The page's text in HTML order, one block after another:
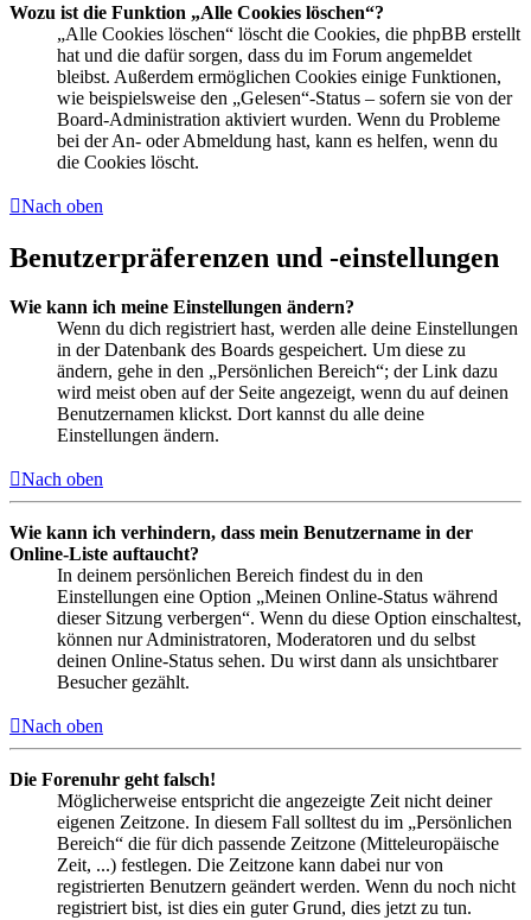
Wozu ist die Funktion „Alle Cookies löschen“?
„Alle Cookies löschen“ löscht die Cookies, die phpBB erstellt
hat und die dafür sorgen, dass du im Forum angemeldet
bleibst. Außerdem ermöglichen Cookies einige Funktionen,
wie beispielsweise den „Gelesen“-Status – sofern sie von der
Board-Administration aktiviert wurden. Wenn du Probleme
bei der An- oder Abmeldung hast, kann es helfen, wenn du
die Cookies löscht.
Nach oben
Benutzerpräferenzen und -einstellungen
Wie kann ich meine Einstellungen ändern?
Wenn du dich registriert hast, werden alle deine Einstellungen
in der Datenbank des Boards gespeichert. Um diese zu
ändern, gehe in den „Persönlichen Bereich“; der Link dazu
wird meist oben auf der Seite angezeigt, wenn du auf deinen
Benutzernamen klickst. Dort kannst du alle deine
Einstellungen ändern.
Nach oben
Wie kann ich verhindern, dass mein Benutzername in der
Online-Liste auftaucht?
In deinem persönlichen Bereich findest du in den
Einstellungen eine Option „Meinen Online-Status während
dieser Sitzung verbergen“. Wenn du diese Option einschaltest,
können nur Administratoren, Moderatoren und du selbst
deinen Online-Status sehen. Du wirst dann als unsichtbarer
Besucher gezählt.
Nach oben
Die Forenuhr geht falsch!
Möglicherweise entspricht die angezeigte Zeit nicht deiner
eigenen Zeitzone. In diesem Fall solltest du im „Persönlichen
Bereich“ die für dich passende Zeitzone (Mitteleuropäische
Zeit, ...) festlegen. Die Zeitzone kann dabei nur von
registrierten Benutzern geändert werden. Wenn du noch nicht
registriert bist, ist dies ein guter Grund, dies jetzt zu tun.